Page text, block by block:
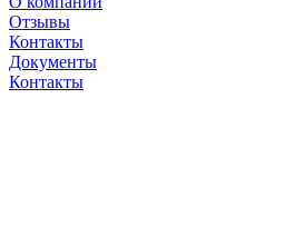
Отзывы
Контакты
Документы
Контакты